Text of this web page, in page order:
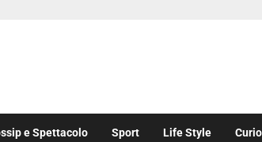
e Spettacolo Sport Life Style